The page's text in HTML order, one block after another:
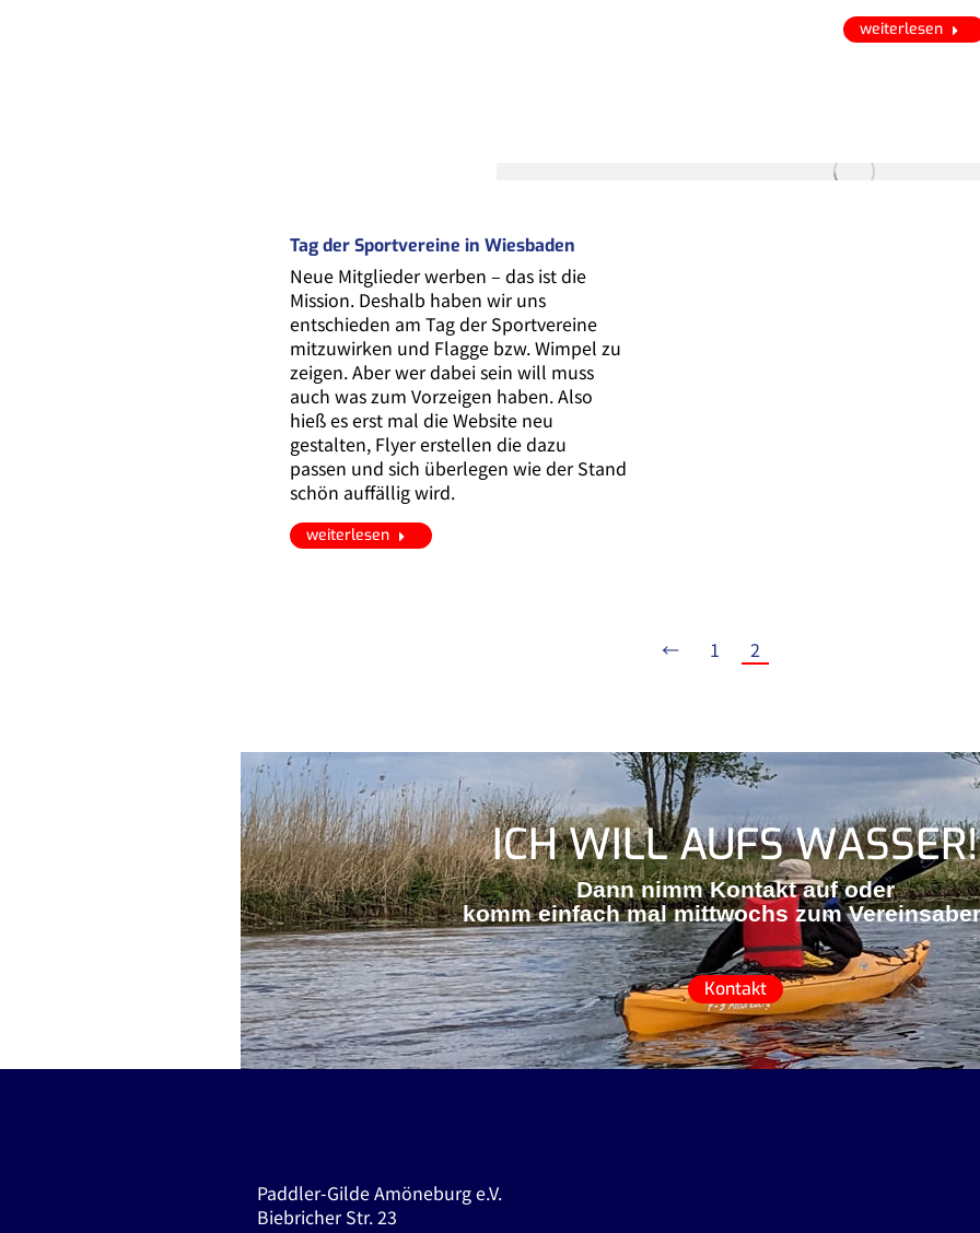
weiterlesen
Tag der Sportvereine in Wiesbaden
Neue Mitglieder werben – das ist die
Mission. Deshalb haben wir uns
entschieden am Tag der Sportvereine
mitzuwirken und Flagge bzw. Wimpel zu
zeigen. Aber wer dabei sein will muss
auch was zum Vorzeigen haben. Also
hieß es erst mal die Website neu
gestalten, Flyer erstellen die dazu
passen und sich überlegen wie der Stand
schön auffällig wird.
weiterlesen
← 1 2
ICH WILL AUFS WASSER!
Dann nimm Kontakt auf oder
komm einfach mal mittwochs zum
Kontakt
Paddler-Gilde Amöneburg e.V.
Biebricher Str. 23